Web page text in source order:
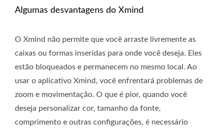
Algumas desvantagens do Xmind
O Xmind não permite que você arraste livremente as
caixas ou formas inseridas para onde você deseja. Eles
estão bloqueados e permanecem no mesmo local. Ao
usar o aplicativo Xmind, você enfrentará problemas de
zoom e movimentação. O que é pior, quando você
deseja personalizar cor, tamanho da fonte,
comprimento e outras configurações, é necessário